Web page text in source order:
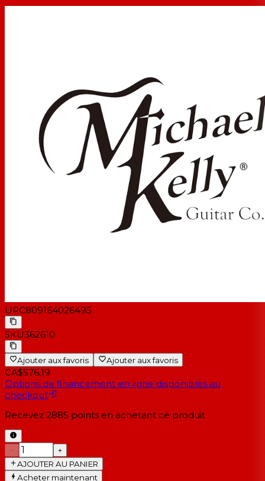
UPC809164026495
SKU362610
Ajouter aux favoris Ajouter aux favoris
CA$576.19
Options de financement en ligne disponibles au
checkout
Recevez 2885 points en achetant ce produit
−
+
AJOUTER AU PANIER
Acheter maintenant